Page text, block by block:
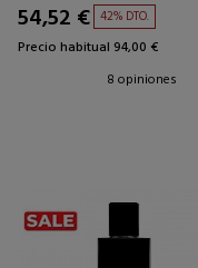
54,52 € 42% DTO.
Precio habitual 94,00 €
8 opiniones